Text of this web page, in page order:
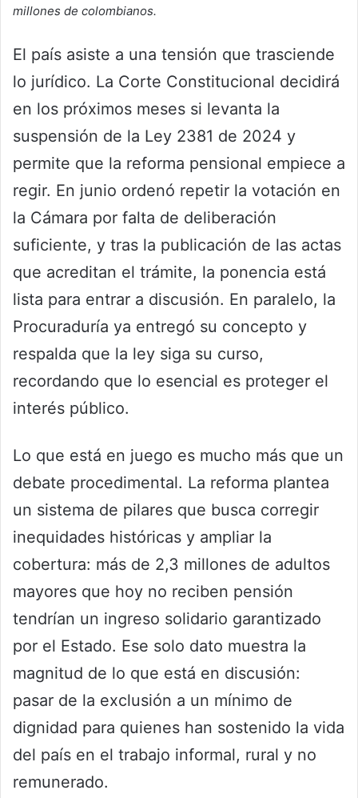
millones de colombianos.
El país asiste a una tensión que trasciende
lo jurídico. La Corte Constitucional decidirá
en los próximos meses si levanta la
suspensión de la Ley 2381 de 2024 y
permite que la reforma pensional empiece a
regir. En junio ordenó repetir la votación en
la Cámara por falta de deliberación
suficiente, y tras la publicación de las actas
que acreditan el trámite, la ponencia está
lista para entrar a discusión. En paralelo, la
Procuraduría ya entregó su concepto y
respalda que la ley siga su curso,
recordando que lo esencial es proteger el
interés público.
Lo que está en juego es mucho más que un
debate procedimental. La reforma plantea
un sistema de pilares que busca corregir
inequidades históricas y ampliar la
cobertura: más de 2,3 millones de adultos
mayores que hoy no reciben pensión
tendrían un ingreso solidario garantizado
por el Estado. Ese solo dato muestra la
magnitud de lo que está en discusión:
pasar de la exclusión a un mínimo de
dignidad para quienes han sostenido la vida
del país en el trabajo informal, rural y no
remunerado.